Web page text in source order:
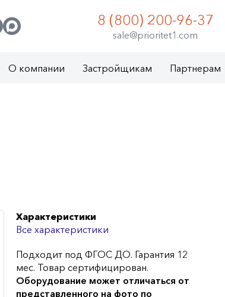
8 (800) 200-96-37
sale@prioritet1.com
О компании Застройщикам Партнерам
Характеристики
Все характеристики
Подходит под ФГОС ДО. Гарантия 12
мес. Товар сертифицирован.
Оборудование может отличаться от
представленного на фото по